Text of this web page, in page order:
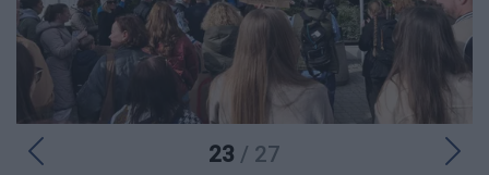
23 / 27